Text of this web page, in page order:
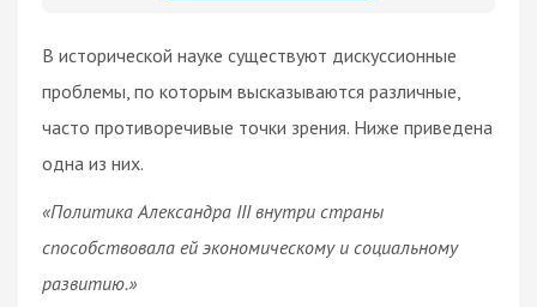
В исторической науке существуют дискуссионные
проблемы, по которым высказываются различные,
часто противоречивые точки зрения. Ниже приведена
одна из них.
«Политика Александра III внутри страны
способствовала ей экономическому и социальному
развитию.»